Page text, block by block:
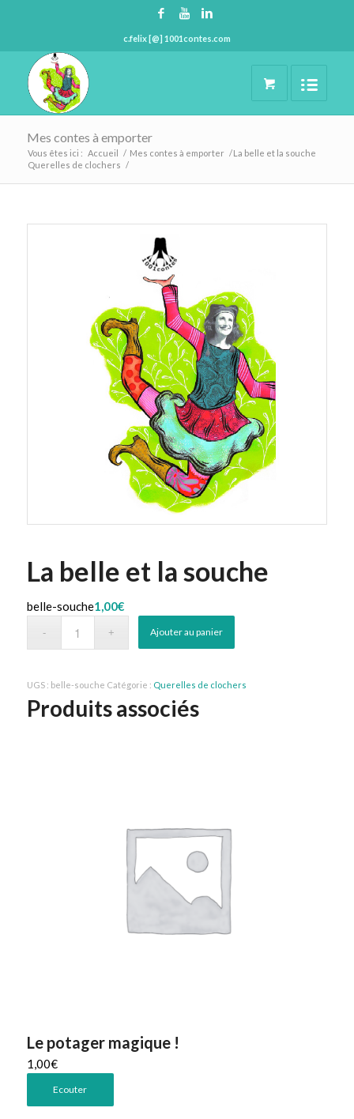
c.felix [@] 1001contes.com
Mes contes à emporter
Vous êtes ici : Accueil / Mes contes à emporter /
Querelles de clochers /
La belle et la souche
La belle et la souche
belle-souche1,00€
Ajouter au panier
UGS : belle-souche Catégorie : Querelles de clochers
Produits associés
Le potager magique !
1,00€
Ecouter